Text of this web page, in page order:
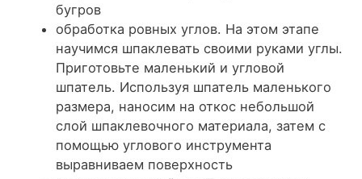
бугров
обработка ровных углов. На этом этапе
научимся шпаклевать своими руками углы.
Приготовьте маленький и угловой
шпатель. Используя шпатель маленького
размера, наносим на откос небольшой
слой шпаклевочного материала, затем с
помощью углового инструмента
выравниваем поверхность